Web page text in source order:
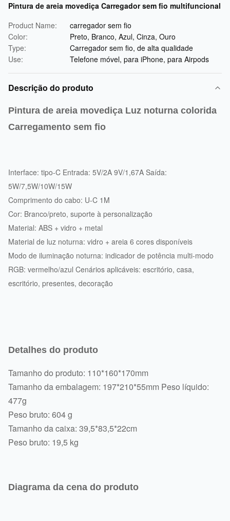
Pintura de areia movediça Carregador sem fio multifuncional
Product Name:
carregador sem fio
Color:
Preto, Branco, Azul, Cinza, Ouro
Type:
Carregador sem fio, de alta qualidade
Use:
Telefone móvel, para iPhone, para Airpods
Descrição do produto
Pintura de areia movediça Luz noturna colorida
Carregamento sem fio
Interface: tipo-C Entrada: 5V/2A 9V/1,67A Saída:
5W/7,5W/10W/15W
Comprimento do cabo: U-C 1M
Cor: Branco/preto, suporte à personalização
Material: ABS + vidro + metal
Material de luz noturna: vidro + areia 6 cores disponíveis
Modo de iluminação noturna: indicador de potência multi-modo
RGB: vermelho/azul Cenários aplicáveis: escritório, casa,
escritório, presentes, decoração
Detalhes do produto
Tamanho do produto: 110*160*170mm
Tamanho da embalagem: 197*210*55mm Peso líquido:
477g
Peso bruto: 604 g
Tamanho da caixa: 39,5*83,5*22cm
Peso bruto: 19,5 kg
Diagrama da cena do produto